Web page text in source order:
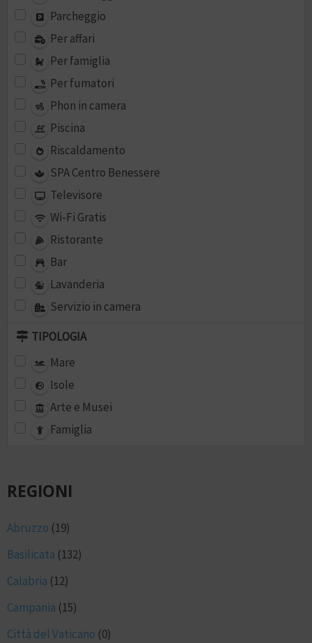
Parcheggio
Per affari
Per famiglia
Per fumatori
Phon in camera
Piscina
Riscaldamento
SPA Centro Benessere
Televisore
Wi-Fi Gratis
Ristorante
Bar
Lavanderia
Servizio in camera
TIPOLOGIA
Mare
Isole
Arte e Musei
Famiglia
REGIONI
Abruzzo (19)
Basilicata (132)
Calabria (12)
Campania (15)
Città del Vaticano (0)